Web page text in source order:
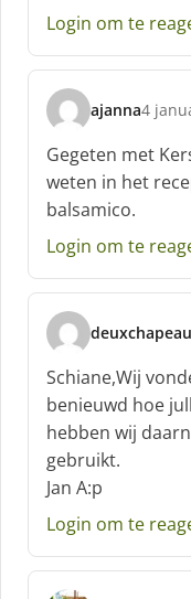
Login om te
ajanna
s
c
h
r
e
e
:
4
Gegeten met
weten in het
balsamico.
Login om te
s
c
h
r
e
e
f
Schiane,Wij
benieuwd hoe
hebben wij
gebruikt.
Jan A:p
Login om te